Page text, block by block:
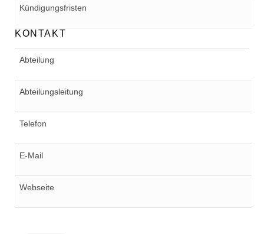
Kündigungsfristen
KONTAKT
Abteilung
Abteilungsleitung
Telefon
E-Mail
Webseite